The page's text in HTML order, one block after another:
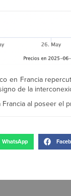
en Francia
de la
al poseer
WhatsApp